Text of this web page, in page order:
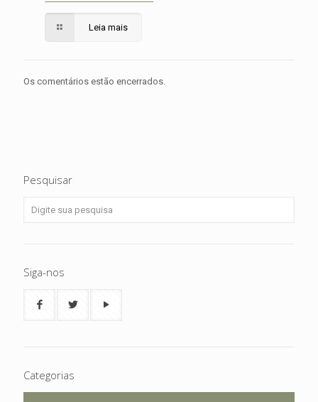
Leia mais
Os comentários estão encerrados.
Pesquisar
Siga-nos
Categorias